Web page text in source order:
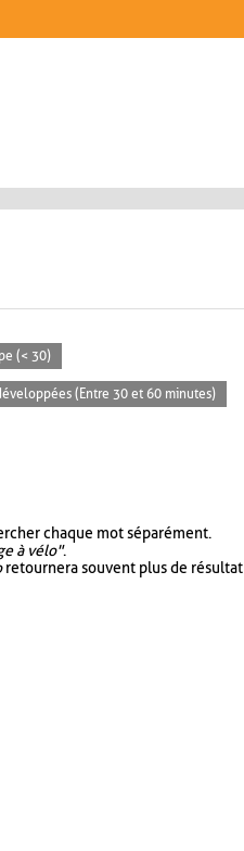
(< 30)
(Entre 30 et 60 minutes)
chaque mot séparément.
à vélo".
retournera souvent plus de résultat